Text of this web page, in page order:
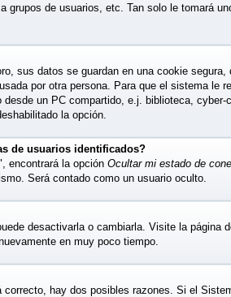
grupos de usuarios, etc. Tan solo le tomará
sus datos se guardan en una cookie
por otra persona. Para que el sistema le
un PC compartido, e.j. biblioteca,
la opción.
de usuarios identificados?
encontrará la opción Ocultar mi estado de
Será contado como un usuario oculto.
desactivarla o cambiarla. Visite la página
en muy poco tiempo.
hay dos posibles razones. Si el